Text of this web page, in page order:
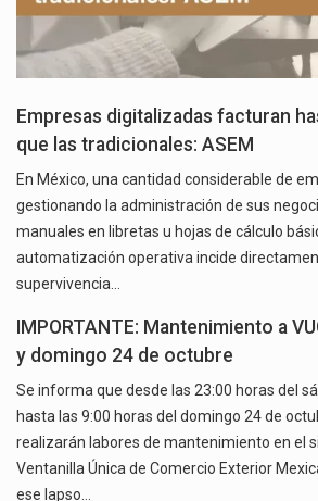
Empresas digitalizadas facturan
que las tradicionales: ASEM
En México, una cantidad considerable de
gestionando la administración de sus
manuales en libretas u hojas de cálculo
automatización operativa incide
supervivencia…
IMPORTANTE: Mantenimiento a
y domingo 24 de octubre
Se informa que desde las 23:00 horas del
hasta las 9:00 horas del domingo 24 de
realizarán labores de mantenimiento en el
Ventanilla Única de Comercio Exterior
ese lapso…